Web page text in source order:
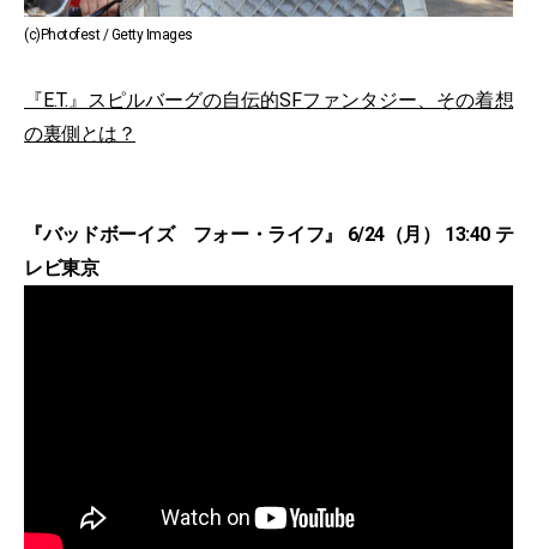
(c)Photofest / Getty Images
『E.T.』スピルバーグの自伝的SFファンタジー、その着想
の裏側とは？
『バッドボーイズ フォー・ライフ』 6/24（月） 13:40 テ
レビ東京